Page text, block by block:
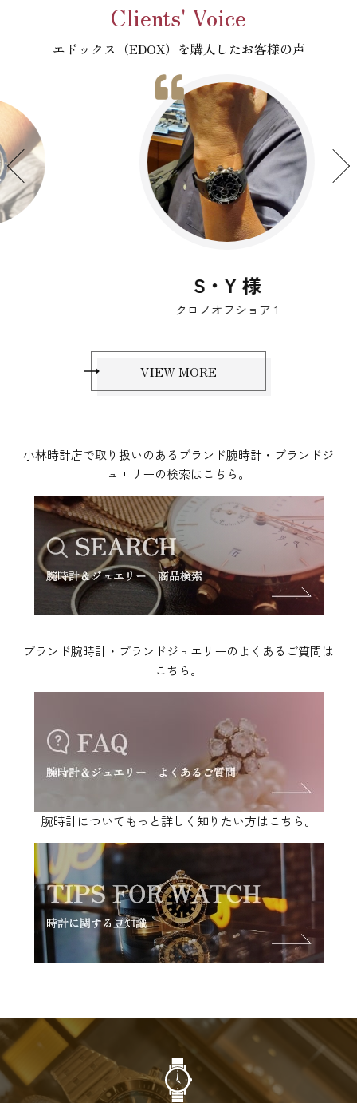
Clients' Voice
エドックス（EDOX）を購入したお客様の声
S・Y 様
クロノオフショア 1
VIEW MORE
小林時計店で取り扱いのあるブランド腕時計・ブランドジ
ュエリーの検索はこちら。
ブランド腕時計・ブランドジュエリーのよくあるご質問は
こちら。
腕時計についてもっと詳しく知りたい方はこちら。